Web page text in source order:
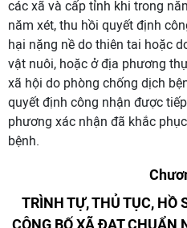
các xã và cấp tỉnh khi trong
năm xét, thu hồi quyết định
hại nặng nề do thiên tai hoặc
vật nuôi, hoặc ở địa phương
xã hội do phòng chống dịch
quyết định công nhận được
phương xác nhận đã khắc
bệnh.
TRÌNH TỰ, THỦ TỤC, HỒ
CÔNG BỐ XÃ ĐẠT CHUẨN